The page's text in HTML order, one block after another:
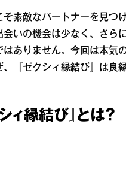
素敵なパートナーを見つ
会いの機会は少なく、さ
はありません。今回は本気
『ゼクシィ縁結び』は良
ィ縁結び』とは？